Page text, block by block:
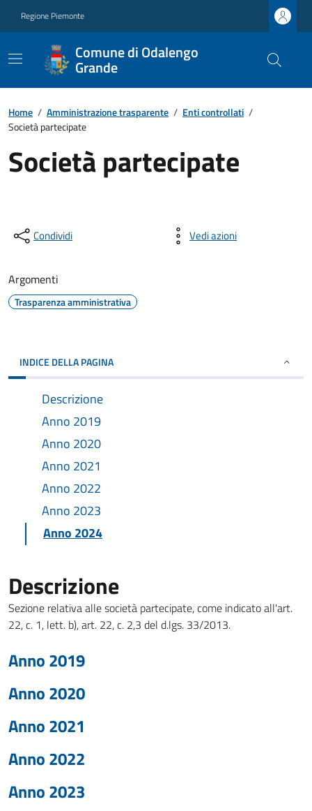
Regione Piemonte
Comune di Odalengo
Grande
Home / Amministrazione trasparente / Enti controllati /
Società partecipate
Società partecipate
Condividi Vedi azioni
Argomenti
Trasparenza amministrativa
INDICE DELLA PAGINA
Descrizione
Anno 2019
Anno 2020
Anno 2021
Anno 2022
Anno 2023
Anno 2024
Descrizione
Sezione relativa alle società partecipate, come indicato all'art.
22, c. 1, lett. b), art. 22, c. 2,3 del d.lgs. 33/2013.
Anno 2019
Anno 2020
Anno 2021
Anno 2022
Anno 2023